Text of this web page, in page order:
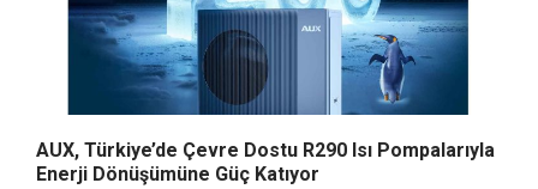
AUX, Türkiye’de Çevre Dostu R290 Isı Pompalarıyla
Enerji Dönüşümüne Güç Katıyor